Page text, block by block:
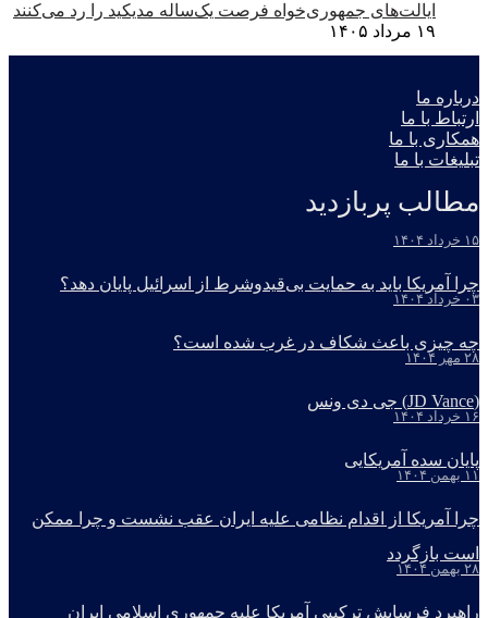
ایالت‌های جمهوری‌خواه فرصت یک‌ساله مدیکید را رد می‌کنند
۱۹ مرداد ۱۴۰۵
درباره ما
ارتباط با ما
همکاری با ما
تبلیغات با ما
مطالب پربازدید
۱۵ خرداد ۱۴۰۴
چرا آمریکا باید به حمایت بی‌قیدوشرط از اسرائیل پایان دهد؟
۰۳ خرداد ۱۴۰۴
چه چیزی باعث شکاف در غرب شده است؟
۲۸ مهر ۱۴۰۴
(JD Vance) جی دی ونس
۱۶ خرداد ۱۴۰۴
پایان سده آمریکایی
۱۱ بهمن ۱۴۰۴
چرا آمریکا از اقدام نظامی علیه ایران عقب نشست و چرا ممکن
است بازگردد
۲۸ بهمن ۱۴۰۴
راهبرد فرسایش ترکیبی آمریکا علیه جمهوری اسلامی ایران